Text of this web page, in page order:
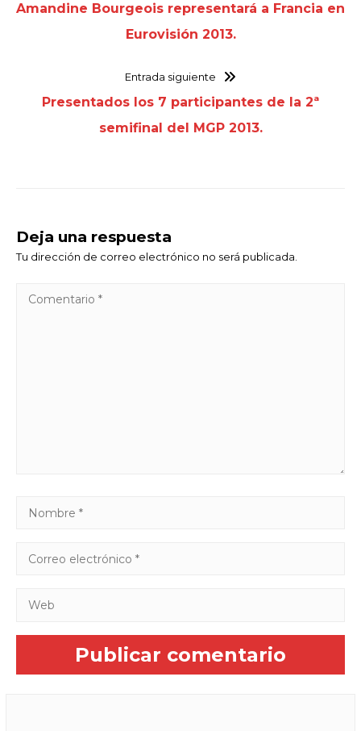
Amandine Bourgeois representará a Francia en
Eurovisión 2013.
Entrada siguiente
Presentados los 7 participantes de la 2ª
semifinal del MGP 2013.
Deja una respuesta
Tu dirección de correo electrónico no será publicada.